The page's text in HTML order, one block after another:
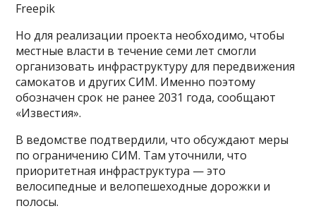
Freepik
Но для реализации проекта необходимо, чтобы
местные власти в течение семи лет смогли
организовать инфраструктуру для передвижения
самокатов и других СИМ. Именно поэтому
обозначен срок не ранее 2031 года, сообщают
«Известия».
В ведомстве подтвердили, что обсуждают меры
по ограничению СИМ. Там уточнили, что
приоритетная инфраструктура — это
велосипедные и велопешеходные дорожки и
полосы.